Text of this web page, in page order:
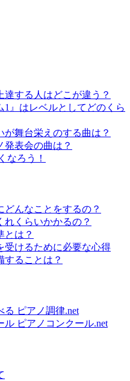
する人はどこが違う？
』はレベルとしてどのくら
が舞台栄えのする曲は？
発表会の曲は？
なろう！
どんなことをするの？
れくらいかかるの？
とは？
受けるために必要な心得
することは？
ピアノ調律.net
ピアノコンクール.net